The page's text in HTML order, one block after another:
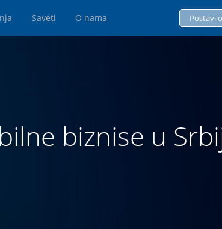
Saveti O nama Postavi
biznise u